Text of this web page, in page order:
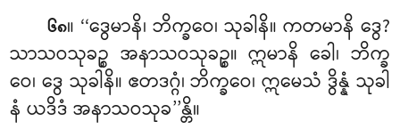
၆၈။ ‘‘ဒွေမာနိ၊ ဘိက္ခဝေ၊ သုခါနိ။ ကတမာနိ ဒွေ?
သာသဝသုခဉ္စ အနာသဝသုခဉ္စ။ ဣမာနိ ခေါ၊ ဘိက္ခ
ဝေ၊ ဒွေ သုခါနိ။ ဧတဒဂ္ဂံ၊ ဘိက္ခဝေ၊ ဣမေသံ ဒွိန္နံ သုခါ
နံ ယဒိဒံ အနာသဝသုခ’’န္တိ။